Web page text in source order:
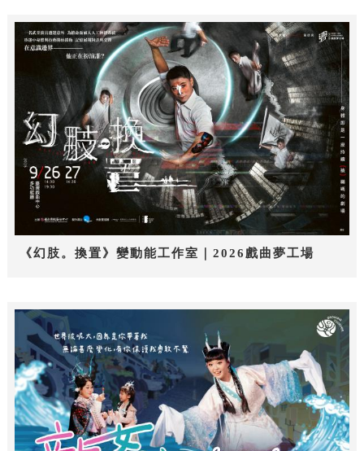
《幻肢。換置》變動能工作室｜2026戲曲夢工場